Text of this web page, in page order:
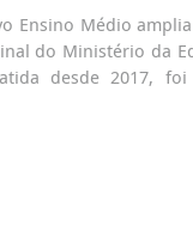
Ensino Médio
do Ministério da
desde 2017,